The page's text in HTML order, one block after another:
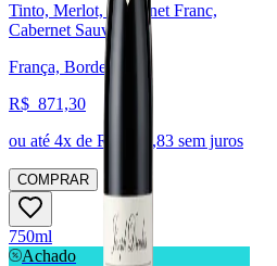
Tinto, Merlot, Cabernet Franc,
Cabernet Sauvignon
França, Bordeaux
R$ 871,30
ou até 4x de R$ 217,83 sem juros
COMPRAR
750ml
Achado